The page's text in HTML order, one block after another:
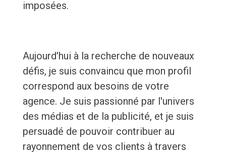
imposées.
Aujourd'hui à la recherche de nouveaux
défis, je suis convaincu que mon profil
correspond aux besoins de votre
agence. Je suis passionné par l'univers
des médias et de la publicité, et je suis
persuadé de pouvoir contribuer au
rayonnement de vos clients à travers